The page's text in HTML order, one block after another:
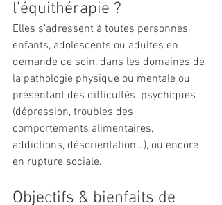
l’équithérapie ?
Elles s’adressent à toutes personnes,
enfants, adolescents ou adultes en
demande de soin, dans les domaines de
la pathologie physique ou mentale ou
présentant des difficultés  psychiques
(dépression, troubles des
comportements alimentaires,
addictions, désorientation…), ou encore
en rupture sociale.
Objectifs & bienfaits de